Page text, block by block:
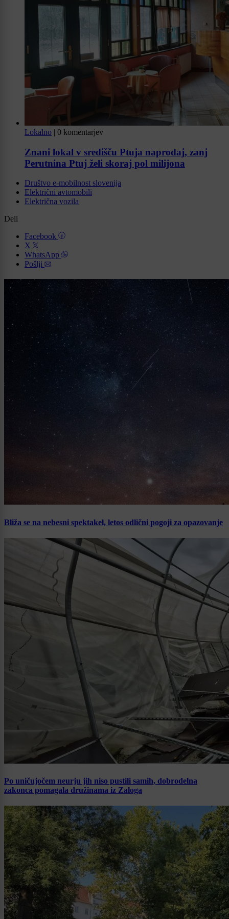
Lokalno | 0 komentarjev
Znani lokal v središču Ptuja naprodaj, zanj
Perutnina Ptuj želi skoraj pol milijona
Društvo e-mobilnost slovenija
Električni avtomobili
Električna vozila
Deli
Facebook
X
WhatsApp
Pošlji
Bliža se na nebesni spektakel, letos odlični pogoji za opazovanje
Po uničujočem neurju jih niso pustili samih, dobrodelna
zakonca pomagala družinama iz Zaloga